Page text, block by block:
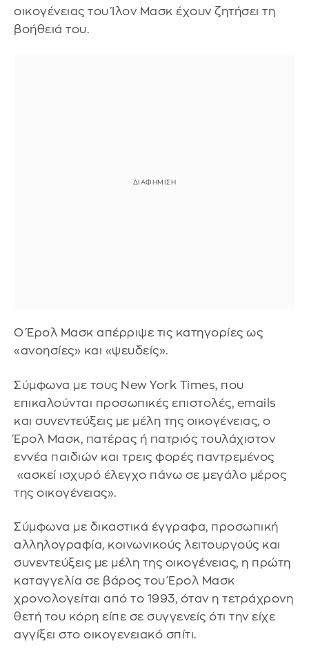
οικογένειας του Ίλον Μασκ έχουν ζητήσει τη
βοήθειά του.
Ο Έρολ Μασκ απέρριψε τις κατηγορίες ως
«ανοησίες» και «ψευδείς».
Σύμφωνα με τους New York Times, που
επικαλούνται προσωπικές επιστολές, emails
και συνεντεύξεις με μέλη της οικογένειας, ο
Έρολ Μασκ, πατέρας ή πατριός τουλάχιστον
εννέα παιδιών και τρεις φορές παντρεμένος
«ασκεί ισχυρό έλεγχο πάνω σε μεγάλο μέρος
της οικογένειας».
Σύμφωνα με δικαστικά έγγραφα, προσωπική
αλληλογραφία, κοινωνικούς λειτουργούς και
συνεντεύξεις με μέλη της οικογένειας, η πρώτη
καταγγελία σε βάρος του Έρολ Μασκ
χρονολογείται από το 1993, όταν η τετράχρονη
θετή του κόρη είπε σε συγγενείς ότι την είχε
αγγίξει στο οικογενειακό σπίτι.